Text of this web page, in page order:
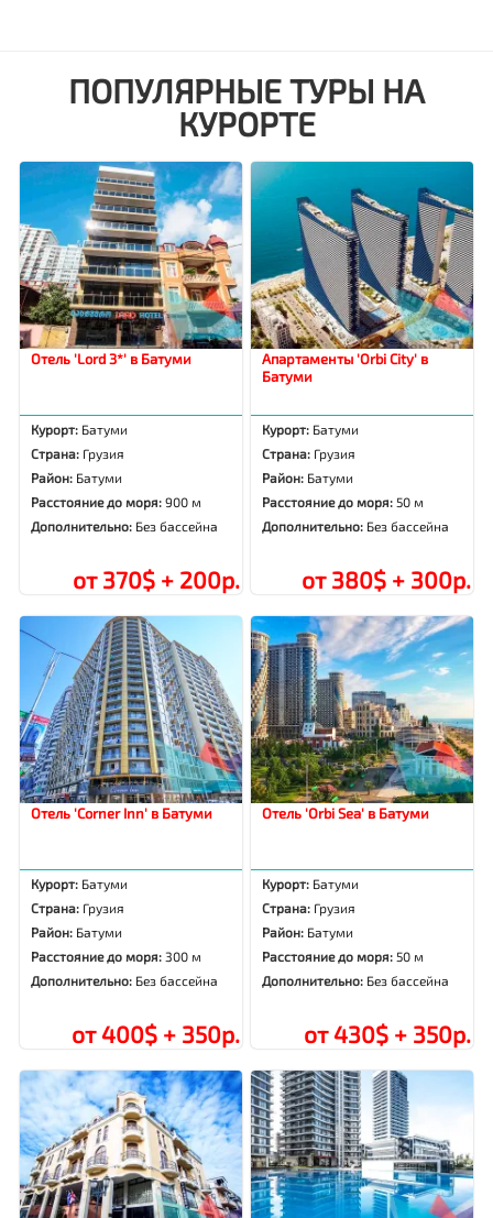
ПОПУЛЯРНЫЕ ТУРЫ НА
КУРОРТЕ
Отель 'Lord 3*' в Батуми
Курорт: Батуми
Страна: Грузия
Район: Батуми
Расстояние до моря:900 м
Дополнительно: Без бассейна
от 370$ + 200р.
Апартаменты 'Orbi City' в
Батуми
Курорт: Батуми
Страна: Грузия
Район: Батуми
Расстояние до моря: 50 м
Дополнительно: Без бассейна
от 380$ + 300р.
Отель 'Corner Inn' в Батуми
Курорт: Батуми
Страна: Грузия
Район: Батуми
Расстояние до моря: 300 м
Дополнительно: Без бассейна
от 400$ + 350р.
Отель 'Orbi Sea' в Батуми
Курорт: Батуми
Страна: Грузия
Район: Батуми
Расстояние до моря: 50 м
Дополнительно: Без бассейна
от 430$ + 350р.